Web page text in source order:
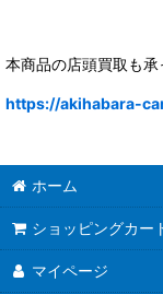
本商品の店頭買取も
https://akihabara-
ホーム
ショッピングカー
マイページ